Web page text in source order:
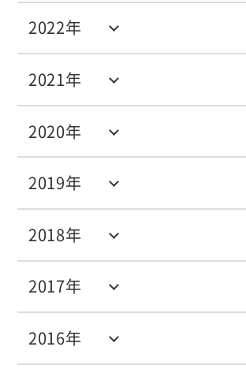
2016年
2017年
2018年
2019年
2020年
2021年
2022年